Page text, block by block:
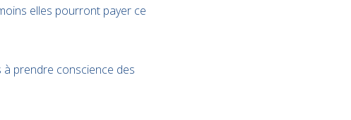
elles pourront payer ce
à prendre conscience des